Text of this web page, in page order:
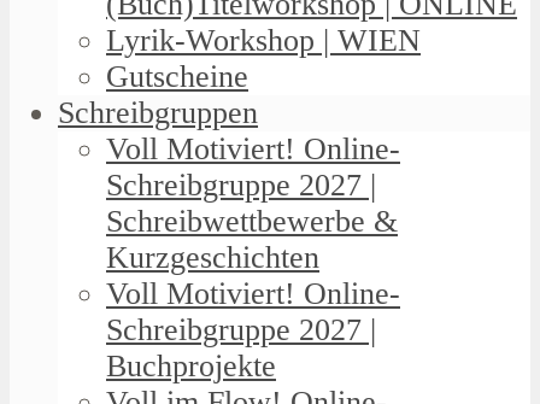
Lyrik-Workshop | WIEN
Gutscheine
Schreibgruppen
Voll Motiviert! Online-
Schreibgruppe 2027 |
Schreibwettbewerbe &
Kurzgeschichten
Voll Motiviert! Online-
Schreibgruppe 2027 |
Buchprojekte